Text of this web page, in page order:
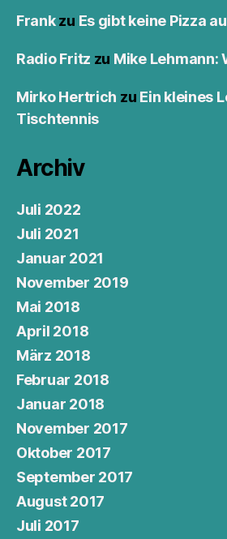
Frankzu Es gibt keine Pizza
Radio Fritz zu Mike Lehmann:
Mirko Hertrich zu Ein kleines
Tischtennis
Archiv
Juli 2022
Juli 2021
Januar 2021
November 2019
Mai 2018
April 2018
März 2018
Februar 2018
Januar 2018
November 2017
Oktober 2017
September 2017
August 2017
Juli 2017